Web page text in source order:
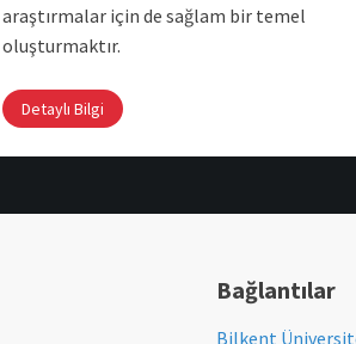
araştırmalar için de sağlam bir temel
oluşturmaktır.
Detaylı Bilgi
Bağlantılar
Bilkent